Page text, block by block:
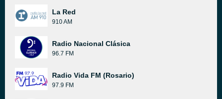
La Red
910 AM
Radio Nacional Clásica
96.7 FM
Radio Vida FM (Rosario)
97.9 FM